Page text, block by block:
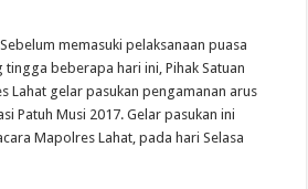
memasuki pelaksanaan puasa
tingga beberapa hari ini, Pihak Satuan
Lahat gelar pasukan pengamanan arus
Patuh Musi 2017. Gelar pasukan ini
Mapolres Lahat, pada hari Selasa